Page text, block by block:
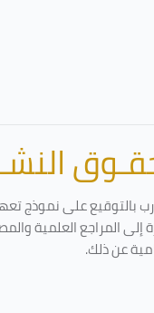
على نموذج
المراجع العلمية
عن ذلك.